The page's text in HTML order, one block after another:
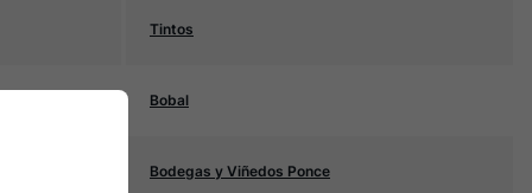
Tintos
Bobal
Bodegas y Viñedos Ponce